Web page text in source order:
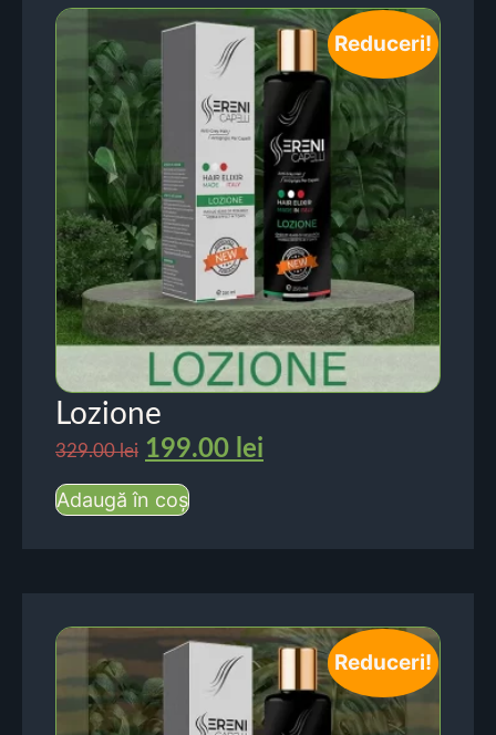
Reduceri!
Lozione
329.00lei 199.00 lei
Adaugă în coș
Reduceri!